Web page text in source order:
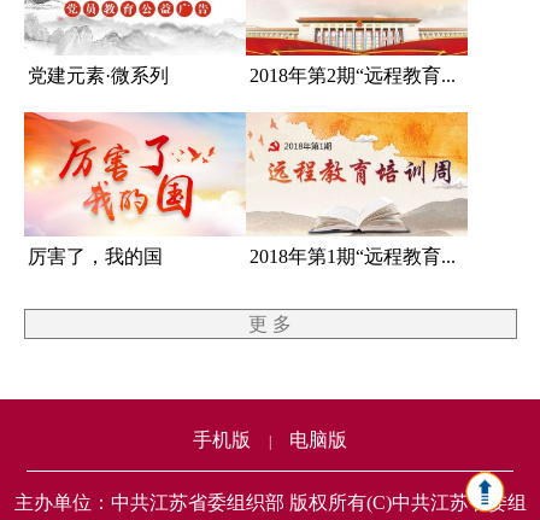
党建元素·微系列 2018年第2期“远程教育...
厉害了，我的国 2018年第1期“远程教育...
更 多
手机版 | 电脑版
主办单位：中共江苏省委组织部 版权所有(C)中共江苏省委组